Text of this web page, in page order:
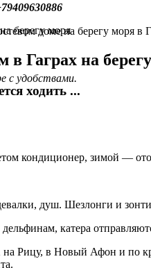
Гаграх на
ходить ...
доме на берегу моря в
с удобствами.
кондиционер, зимой —
душ. Шезлонги и
катера
на Рицу, в Новый Афон и по